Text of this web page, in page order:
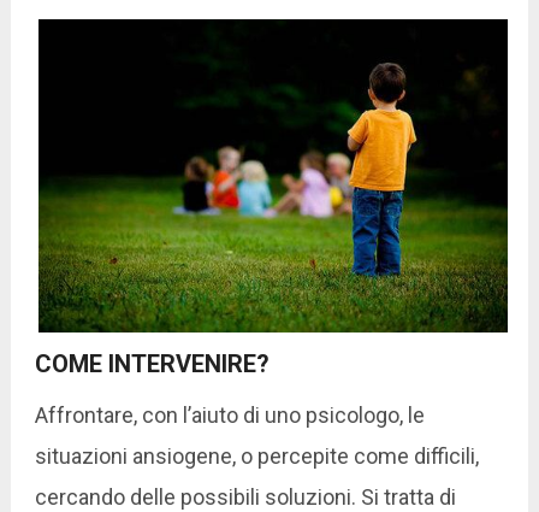
COME INTERVENIRE?
Affrontare, con l’aiuto di uno psicologo, le
situazioni ansiogene, o percepite come difficili,
cercando delle possibili soluzioni. Si tratta di